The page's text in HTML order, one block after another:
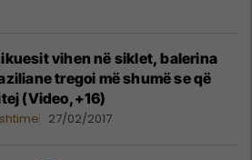
vihen në siklet, balerina
tregoi më shumë se që
(Video,+16)
27/02/2017